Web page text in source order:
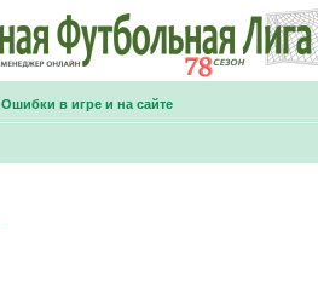
Ошибки в игре и на сайте